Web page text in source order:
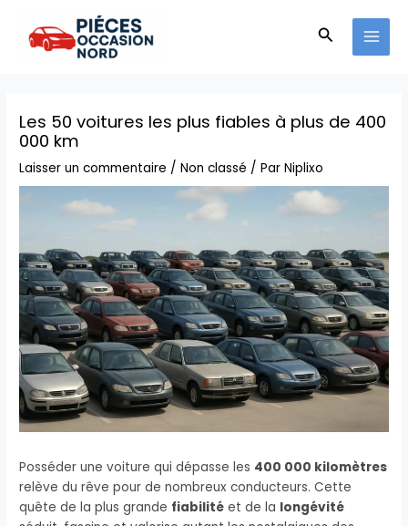
contenu
Les 50 voitures les plus fiables à plus de 400
000 km
Laisser un commentaire /Non classé / ParNiplixo
Posséder une voiture qui dépasse les 400 000 kilomètres
relève du rêve pour de nombreux conducteurs. Cette
quête de la plus grande fiabilité et de la longévité